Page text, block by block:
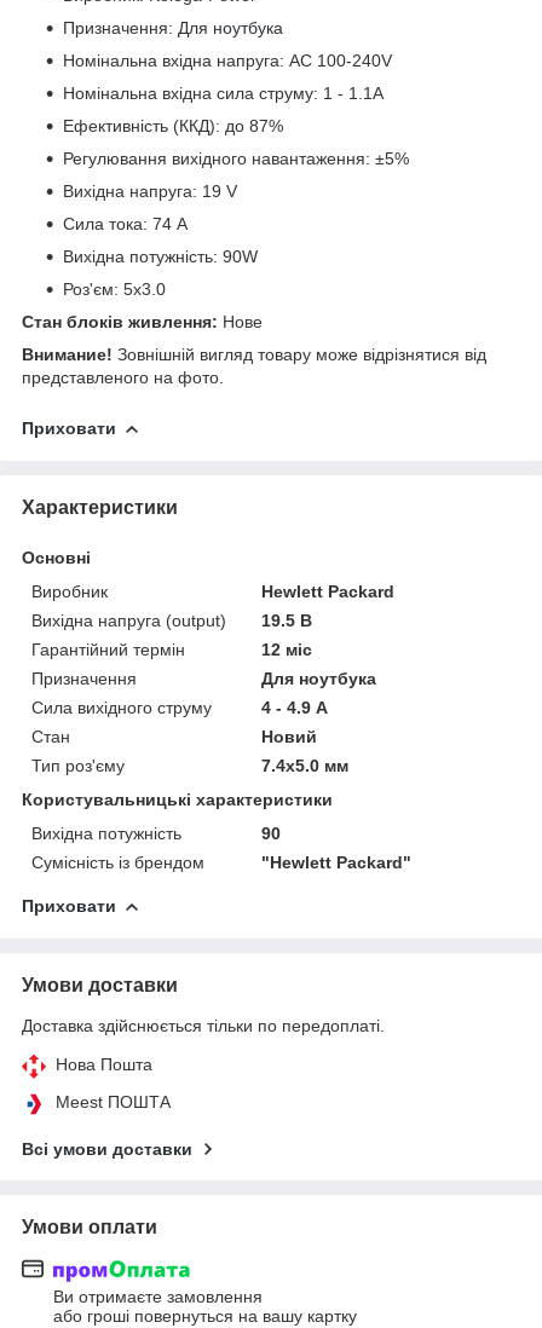
Призначення: Для ноутбука
Номінальна вхідна напруга: AC 100-240V
Номінальна вхідна сила струму: 1 - 1.1A
Ефективність (ККД): до 87%
Регулювання вихідного навантаження: ±5%
Вихідна напруга: 19 V
Сила тока: 74 A
Вихідна потужність: 90W
Роз'єм: 5x3.0
Стан блоків живлення: Нове
Внимание! Зовнішній вигляд товару може відрізнятися від
представленого на фото.
Приховати
Характеристики
Основні
Виробник
Hewlett Packard
Вихідна напруга (output)
19.5 В
Гарантійний термін
12 міс
Призначення
Для ноутбука
Сила вихідного струму
4 - 4.9 А
Стан
Новий
Тип роз'єму
7.4x5.0 мм
Користувальницькі характеристики
Вихідна потужність
90
Сумісність із брендом
"Hewlett Packard"
Приховати
Умови доставки
Доставка здійснюється тільки по передоплаті.
Нова Пошта
Meest ПОШТА
Всі умови доставки
Умови оплати
Ви отримаєте замовлення
або гроші повернуться на вашу картку